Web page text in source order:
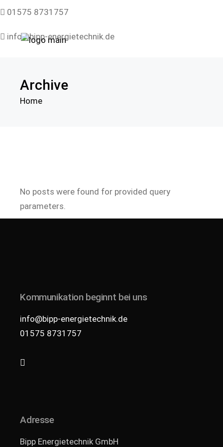
01575 8731757
info@bipp-energietechnik.de
Archive
Home
No posts were found for provided query
parameters.
Kommunikation beginnt bei uns
info@bipp-energietechnik.de
01575 8731757
Adresse
Bipp Energietechnik GmbH